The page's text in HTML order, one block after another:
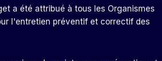
a été attribué à tous les Organismes
l'entretien préventif et correctif des